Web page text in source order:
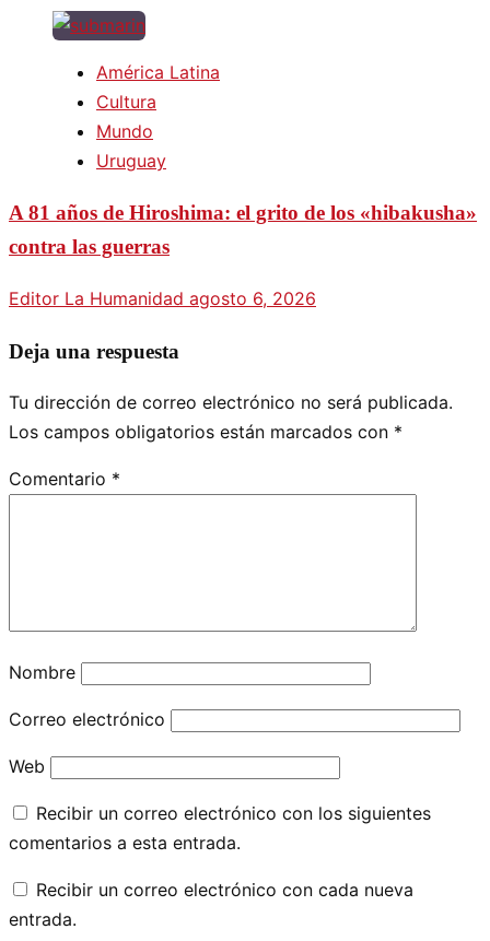
América Latina
Cultura
Mundo
Uruguay
A 81 años de Hiroshima: el grito de los «hibakusha»
contra las guerras
Editor La Humanidad agosto 6, 2026
Deja una respuesta
Tu dirección de correo electrónico no será publicada.
Los campos obligatorios están marcados con *
Comentario *
Nombre
Correo electrónico
Web
Recibir un correo electrónico con los siguientes
comentarios a esta entrada.
Recibir un correo electrónico con cada nueva
entrada.